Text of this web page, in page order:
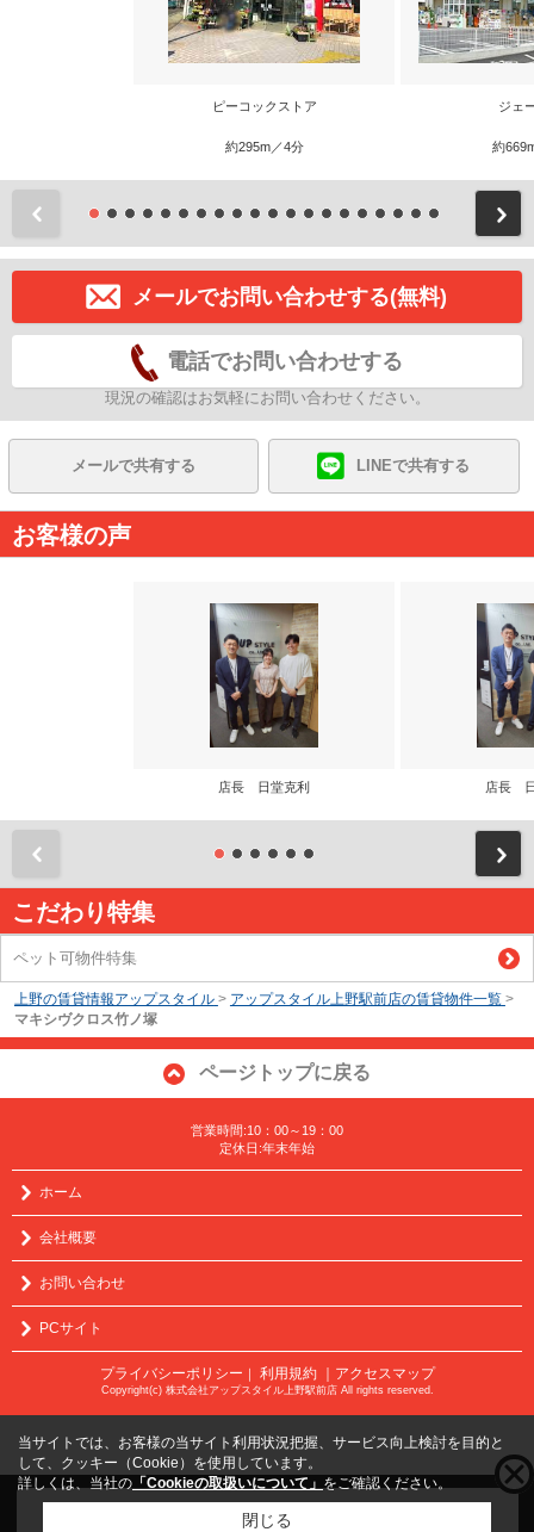
ピーコックストア
約295m／4分
ジェ
約
メールでお問い合わせする(無料)
電話でお問い合わせする
現況の確認はお気軽にお問い合わせください。
メールで共有する LINEで共有する
お客様の声
店長 日堂克利 店長
こだわり特集
ペット可物件特集
上野の賃貸情報アップスタイル > アップスタイル上野駅前店の賃貸物件一覧 >
マキシヴクロス竹ノ塚
ページトップに戻る
営業時間:10：00～19：00
定休日:年末年始
ホーム
会社概要
お問い合わせ
PCサイト
プライバシーポリシー 利用規約 ｜アクセスマップ
Copyright(c) 株式会社アップスタイル上野駅前店 All rights reserved.
こちらの物件をご覧の方にお勧めな物件
当サイトでは、お客様の当サイト利用状況把握、サービス向上検討を目的と
して、クッキー（Cookie）を使用しています。
詳しくは、当社の 「Cookieの取扱いについて」 をご確認ください。
閉じる